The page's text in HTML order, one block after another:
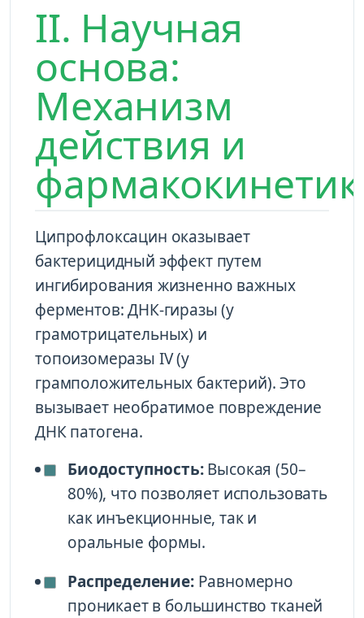
II. Научная
основа:
Механизм
действия и
Ципрофлоксацин оказывает
бактерицидный эффект путем
ингибирования жизненно важных
ферментов: ДНК-гиразы (у
грамотрицательных) и
топоизомеразы IV (у
грамположительных бактерий). Это
вызывает необратимое повреждение
ДНК патогена.
Биодоступность:Высокая (50–
80%), что позволяет использовать
как инъекционные, так и
оральные формы.
Распределение:Равномерно
проникает в большинство тканей